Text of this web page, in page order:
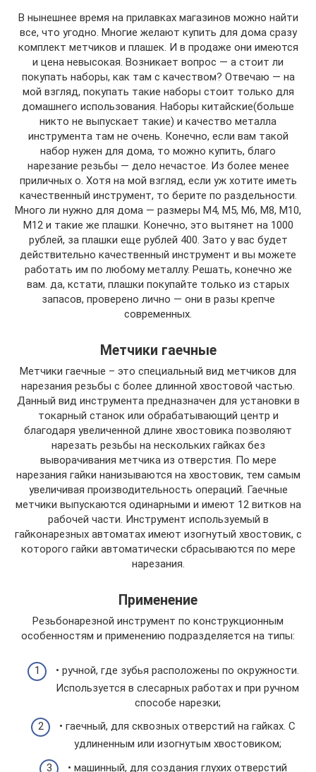
В нынешнее время на прилавках магазинов можно найти
все, что угодно. Многие желают купить для дома сразу
комплект метчиков и плашек. И в продаже они имеются
и цена невысокая. Возникает вопрос — а стоит ли
покупать наборы, как там с качеством? Отвечаю — на
мой взгляд, покупать такие наборы стоит только для
домашнего использования. Наборы китайские(больше
никто не выпускает такие) и качество металла
инструмента там не очень. Конечно, если вам такой
набор нужен для дома, то можно купить, благо
нарезание резьбы — дело нечастое. Из более менее
приличных о. Хотя на мой взгляд, если уж хотите иметь
качественный инструмент, то берите по раздельности.
Много ли нужно для дома — размеры M4, M5, M6, M8, M10,
M12 и такие же плашки. Конечно, это вытянет на 1000
рублей, за плашки еще рублей 400. Зато у вас будет
действительно качественный инструмент и вы можете
работать им по любому металлу. Решать, конечно же
вам. да, кстати, плашки покупайте только из старых
запасов, проверено лично — они в разы крепче
современных.
Метчики гаечные
Метчики гаечные – это специальный вид метчиков для
нарезания резьбы с более длинной хвостовой частью.
Данный вид инструмента предназначен для установки в
токарный станок или обрабатывающий центр и
благодаря увеличенной длине хвостовика позволяют
нарезать резьбы на нескольких гайках без
выворачивания метчика из отверстия. По мере
нарезания гайки нанизываются на хвостовик, тем самым
увеличивая производительность операций. Гаечные
метчики выпускаются одинарными и имеют 12 витков на
рабочей части. Инструмент используемый в
гайконарезных автоматах имеют изогнутый хвостовик, с
которого гайки автоматически сбрасываются по мере
нарезания.
Применение
Резьбонарезной инструмент по конструкционным
особенностям и применению подразделяется на типы:
• ручной, где зубья расположены по окружности.
Используется в слесарных работах и при ручном
способе нарезки;
• гаечный, для сквозных отверстий на гайках. С
удлиненным или изогнутым хвостовиком;
• машинный, для создания глухих отверстий